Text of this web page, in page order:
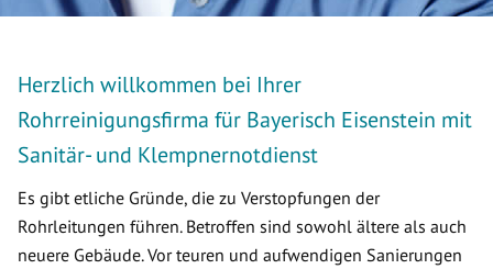
Herzlich willkommen bei Ihrer
Rohrreinigungsfirma für Bayerisch Eisenstein mit
Sanitär- und Klempnernotdienst
Es gibt etliche Gründe, die zu Verstopfungen der
Rohrleitungen führen. Betroffen sind sowohl ältere als auch
neuere Gebäude. Vor teuren und aufwendigen Sanierungen